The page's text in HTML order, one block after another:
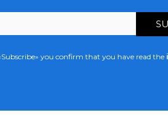
you confirm that you have read the